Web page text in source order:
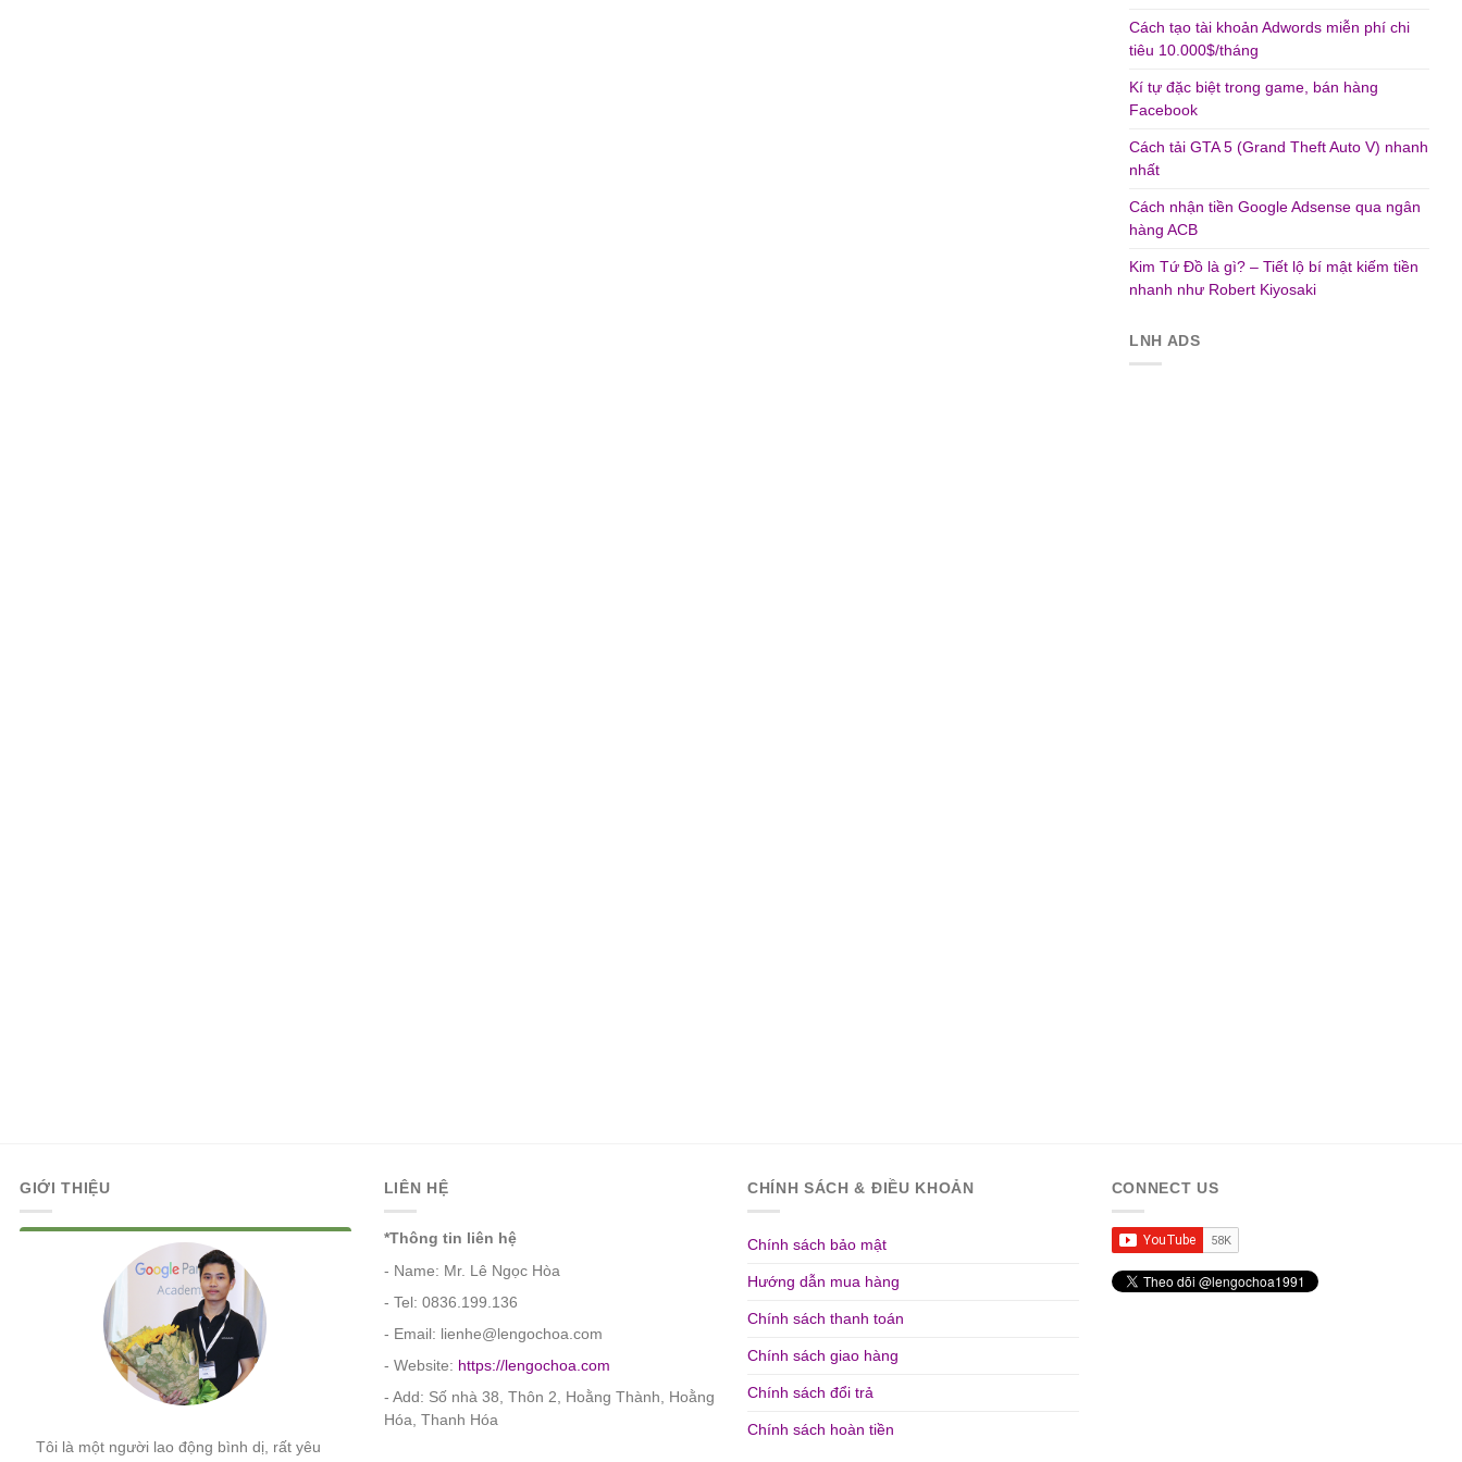
Cách tạo tài khoản Adwords miễn phí chi
tiêu 10.000$/tháng
Kí tự đặc biệt trong game, bán hàng
Facebook
Cách tải GTA 5 (Grand Theft Auto V) nhanh
nhất
Cách nhận tiền Google Adsense qua ngân
hàng ACB
Kim Tứ Đồ là gì? – Tiết lộ bí mật kiếm tiền
nhanh như Robert Kiyosaki
LNH ADS
GIỚI THIỆU
Tôi là một người lao động bình dị, rất yêu
LIÊN HỆ
*Thông tin liên hệ
- Name: Mr. Lê Ngọc Hòa
- Tel: 0836.199.136
- Email: lienhe@lengochoa.com
- Website: https://lengochoa.com
- Add: Số nhà 38, Thôn 2, Hoằng Thành, Hoằng
Hóa, Thanh Hóa
CHÍNH SÁCH & ĐIỀU KHOẢN
Chính sách bảo mật
Hướng dẫn mua hàng
Chính sách thanh toán
Chính sách giao hàng
Chính sách đổi trả
Chính sách hoàn tiền
CONNECT US